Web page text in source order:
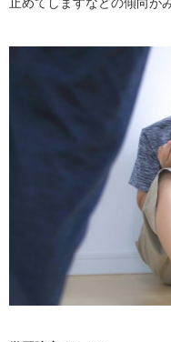
止めてしますなどの傾向が